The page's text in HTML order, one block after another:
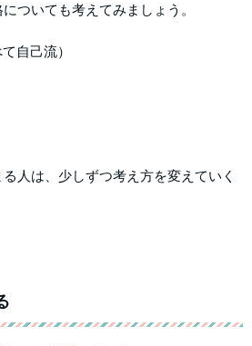
ついても考えてみましょう。
自己流）
人は、少しずつ考え方を変えていく